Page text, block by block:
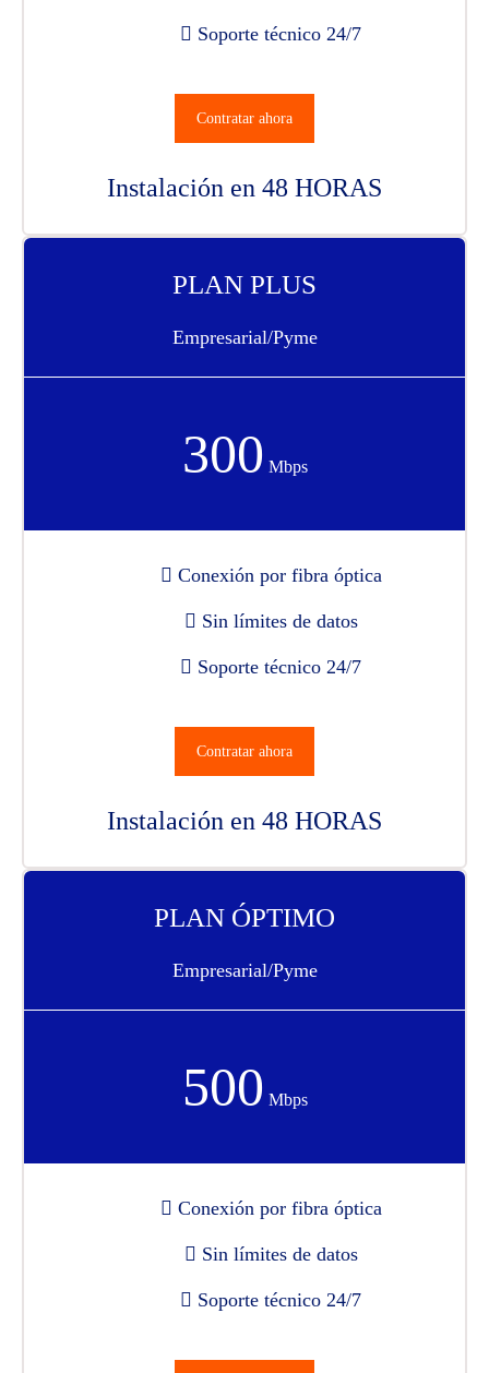
Soporte técnico 24/7
Contratar ahora
Instalación en 48 HORAS
PLAN PLUS
Empresarial/Pyme
300 Mbps
Conexión por fibra óptica
Sin límites de datos
Soporte técnico 24/7
Contratar ahora
Instalación en 48 HORAS
PLAN ÓPTIMO
Empresarial/Pyme
500 Mbps
Conexión por fibra óptica
Sin límites de datos
Soporte técnico 24/7